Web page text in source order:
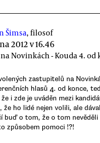
Šimsa, filosof
2012 v 16.46
Novinkách - Kouda 4. od
zastupitelů na
hlasů 4. od konce,
i zde je uváděn mezi
ho lidé nejen volili, ale
buď o tom, že o tom nevěděli
způsobem pomoci !?!